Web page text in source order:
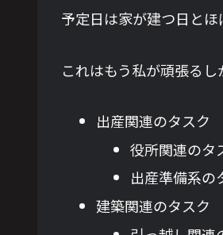
予定日は家が建つ日とほ
これはもう私が頑張る
出産関連のタスク
役所関連のタ
出産準備系の
建築関連のタスク